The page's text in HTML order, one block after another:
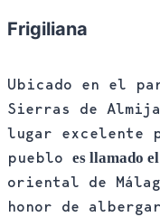
Frigiliana
Ubicado en el
Sierras de
lugar excelente
pueblo es llamado
oriental de
honor de